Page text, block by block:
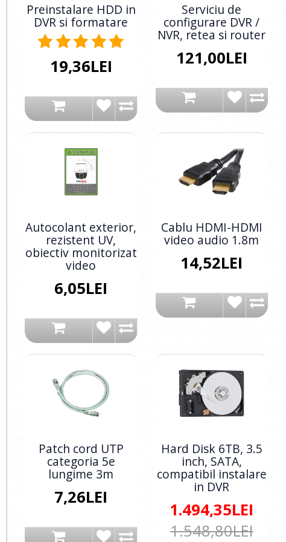
Preinstalare HDD in
DVR si formatare
19,36LEI
Serviciu de
configurare DVR /
NVR, retea si router
121,00LEI
Autocolant exterior,
rezistent UV,
obiectiv monitorizat
video
6,05LEI
Cablu HDMI-HDMI
video audio 1.8m
14,52LEI
Patch cord UTP
categoria 5e
lungime 3m
7,26LEI
Hard Disk 6TB, 3.5
inch, SATA,
compatibil instalare
in DVR
1.494,35LEI
1.548,80LEI